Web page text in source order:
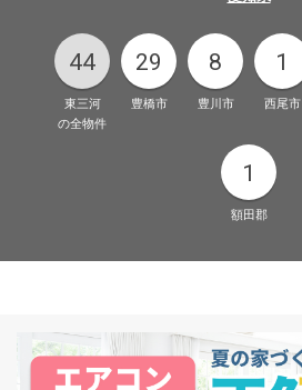
44
東三河
の全物件
29
豊橋市
8
豊川市
1
西尾市
1
額田郡